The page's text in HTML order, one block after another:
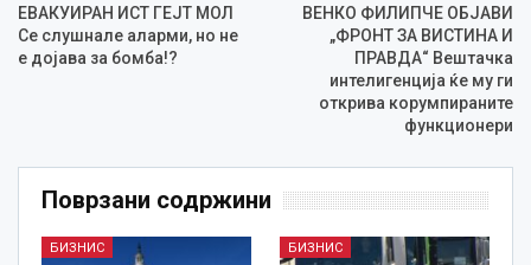
ЕВАКУИРАН ИСТ ГЕЈТ МОЛ
Се слушнале аларми, но не
е дојава за бомба!?
ВЕНКО ФИЛИПЧЕ ОБЈАВИ
„ФРОНТ ЗА ВИСТИНА И
ПРАВДА“ Вештачка
интелигенција ќе му ги
открива корумпираните
функционери
Поврзани содржини
БИЗНИС БИЗНИС